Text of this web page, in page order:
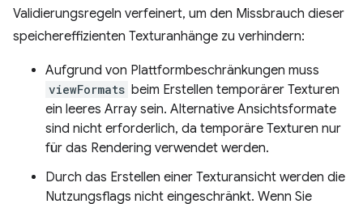
Validierungsregeln verfeinert, um den Missbrauch dieser
speichereffizienten Texturanhänge zu verhindern:
Aufgrund von Plattformbeschränkungen muss
viewFormats beim Erstellen temporärer Texturen
ein leeres Array sein. Alternative Ansichtsformate
sind nicht erforderlich, da temporäre Texturen nur
für das Rendering verwendet werden.
Durch das Erstellen einer Texturansicht werden die
Nutzungsflags nicht eingeschränkt. Wenn Sie